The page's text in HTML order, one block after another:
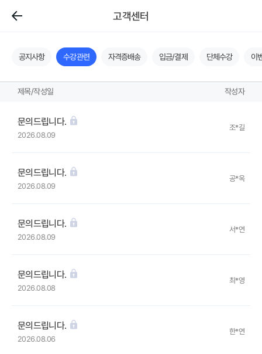
고객센터
공지사항 수강관련 자격증배송 입금/결제 단체수강 이
제목/작성일 작성자
문의드립니다.
2026.08.09
조*길
문의드립니다.
2026.08.09
공*옥
문의드립니다.
2026.08.09
서*연
문의드립니다.
2026.08.08
최*영
문의드립니다.
2026.08.06
한*연